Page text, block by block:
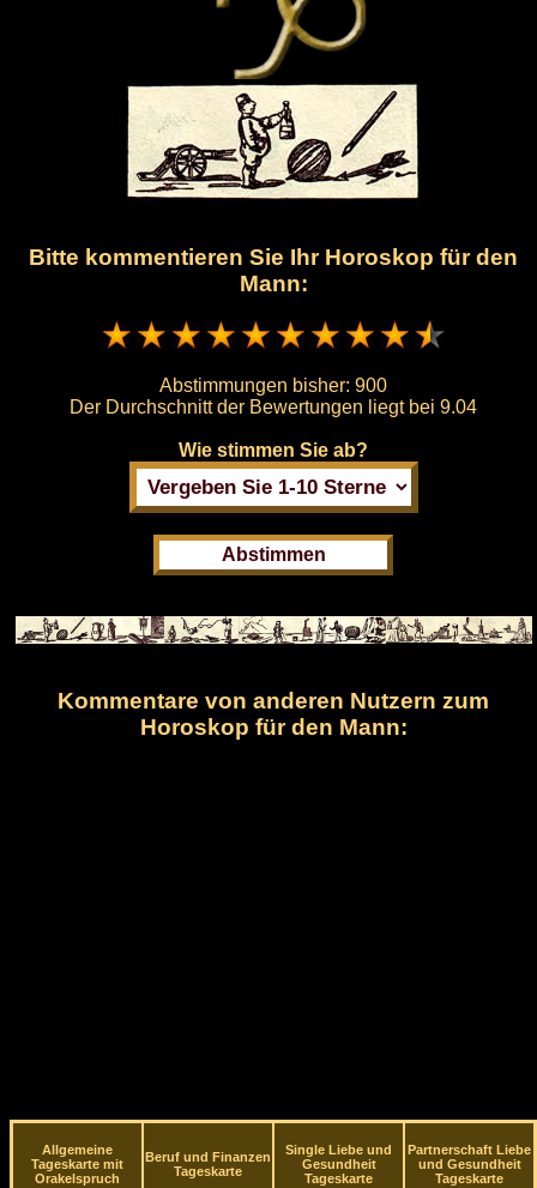
Bitte kommentieren Sie Ihr Horoskop für den
Mann:
Abstimmungen bisher: 900
Der Durchschnitt der Bewertungen liegt bei 9.04
Wie stimmen Sie ab?
Kommentare von anderen Nutzern zum
Horoskop für den Mann:
Allgemeine
Tageskarte mit
Orakelspruch
Beruf und Finanzen
Tageskarte
Single Liebe und
Gesundheit
Tageskarte
Partnerschaft Liebe
und Gesundheit
Tageskarte